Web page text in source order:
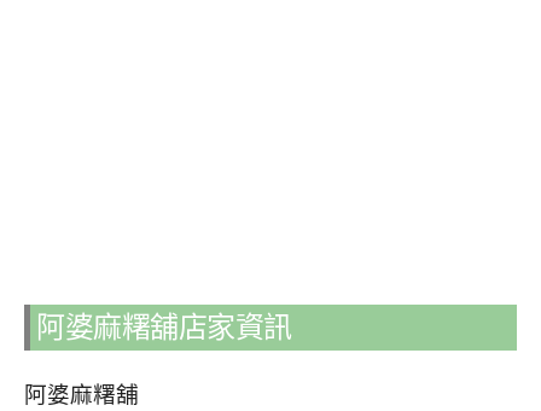
阿婆麻糬舖店家資訊
阿婆麻糬舖